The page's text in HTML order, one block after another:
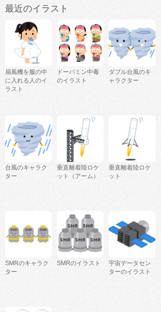
最近のイラスト
扇風機を服の中
に入れる人のイ
ラスト
ドーパミン中毒
のイラスト
ダブル台風のキ
ャラクター
台風のキャラク
ター
垂直離着陸ロケ
ット（アーム）
垂直離着陸ロケ
ット
SMRのキャラク
ター
SMRのイラスト
宇宙データセン
ターのイラスト